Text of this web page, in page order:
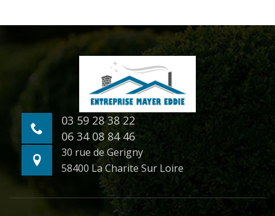
03 59 28 38 22
06 34 08 84 46
30 rue de Gerigny
58400 La Charite Sur Loire